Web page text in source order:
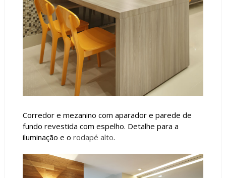
Corredor e mezanino com aparador e parede de
fundo revestida com espelho. Detalhe para a
iluminação e o rodapé alto.